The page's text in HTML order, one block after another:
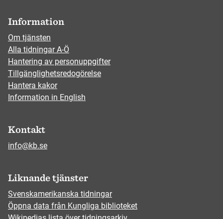
Information
Om tjänsten
Alla tidningar A-Ö
Hantering av personuppgifter
Tillgänglighetsredogörelse
Hantera kakor
Information in English
Kontakt
info@kb.se
Liknande tjänster
Svenskamerikanska tidningar
Öppna data från Kungliga biblioteket